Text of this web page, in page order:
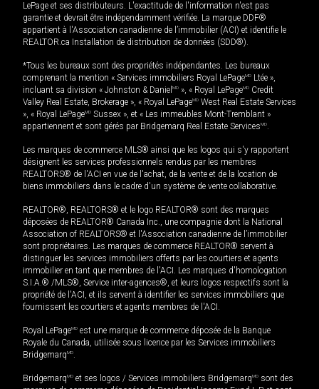
LePage et ses distributeurs. L'exactitude de l'information n'est pas
garantie et devrait être indépendamment vérifiée. La marque DDF®
appartient à l'Association canadienne de l’immobilier (ACI) et identifie le
REALTOR.ca Installation de distribution de données (SDD®).
*Tous les bureaux sont des propriétés indépendantes. Les bureaux
comprenant la mention « Services immobiliers Royal LePageMD Ltée »,
incluant sa division « Johnston & Daniel MD », « Royal LePageMD Credit
Valley Real Estate, Brokerage », « Royal LePageMD West Real Estate Services
», « Royal LePageMD Sussex », et « Les immeubles Mont-Tremblant »
appartiennent et sont gérés par Bridgemarq Real Estate ServicesMD.
Les marques de commerce MLS® ainsi que les logos qui s'y rapportent
désignent les services professionnels rendus par les membres
REALTORS® de l'ACI en vue de l'achat, de la vente et de la location de
biens immobiliers dans le cadre d'un système de vente collaborative.
REALTOR®, REALTORS® et le logo REALTOR® sont des marques
déposées de REALTOR® Canada Inc., une compagnie dont la National
Association of REALTORS® et l'Association canadienne de l’immobilier
sont propriétaires. Les marques de commerce REALTOR® servent à
distinguer les services immobiliers offerts par les courtiers et agents
immobilier en tant que membres de l'ACI. Les marques d'homologation
S.I.A.® /MLS®, Service inter-agences®, et leurs logos respectifs sont la
propriété de l'ACI, et ils servent à identifier les services immobiliers que
fournissent les courtiers et agents membres de l'ACI.
Royal LePageMD est une marque de commerce déposée de la Banque
Royale du Canada, utilisée sous licence par les Services immobiliers
BridgemarqMD.
BridgemarqMD et ses logos / Services immobiliers BridgemarqMD sont des